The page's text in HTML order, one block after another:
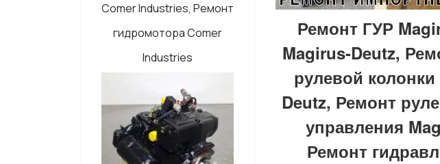
Comer Industries, Ремонт
гидромотора Comer
Industries
Ремонт ГУР
Magirus-Deutz,
рулевой
Deutz, Ремонт
управления
Ремонт